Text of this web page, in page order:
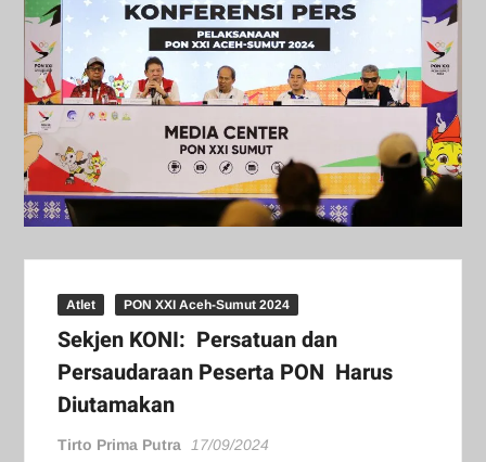
Atlet PON XXI Aceh-Sumut 2024
Sekjen KONI: Persatuan dan
Persaudaraan Peserta PON Harus
Diutamakan
Tirto Prima Putra 17/09/2024